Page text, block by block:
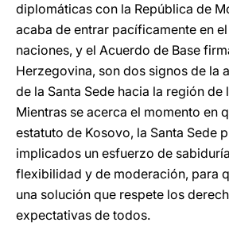
diplomáticas con la República de
acaba de entrar pacíficamente en
naciones, y el Acuerdo de Base
Herzegovina, son dos signos de la
de la Santa Sede hacia la región de
Mientras se acerca el momento en
estatuto de Kosovo, la Santa Sede
implicados un esfuerzo de
flexibilidad y de moderación, para
una solución que respete los
expectativas de todos.